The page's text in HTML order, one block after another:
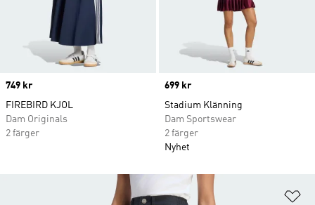
Price
749 kr
FIREBIRD KJOL
Dam Originals
2 färger
Price
699 kr
Stadium Klänning
Dam Sportswear
2 färger
Nyhet